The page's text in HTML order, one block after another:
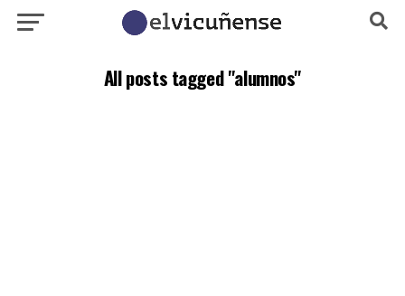
All posts tagged "alumnos"